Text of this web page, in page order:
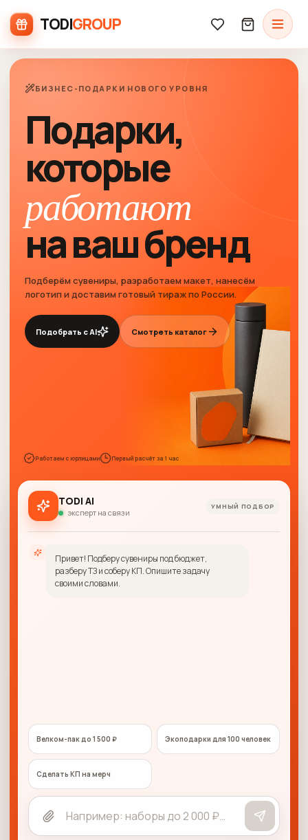
TODIGROUP
БИЗНЕС-ПОДАРКИ НОВОГО УРОВНЯ
Подарки,
которые
работают
на ваш бренд
Подберём сувениры, разработаем макет, нанесём
логотип и доставим готовый тираж по России.
Подобрать с AI Смотреть каталог
Работаем с юрлицами Первый расчёт за 1 час
TODI AI
эксперт на связи
УМНЫЙ ПОДБОР
Привет! Подберу сувениры под бюджет,
разберу ТЗ и соберу КП. Опишите задачу
своими словами.
Велком-пак до 1 500 ₽ Экоподарки для 100 человек
Сделать КП на мерч